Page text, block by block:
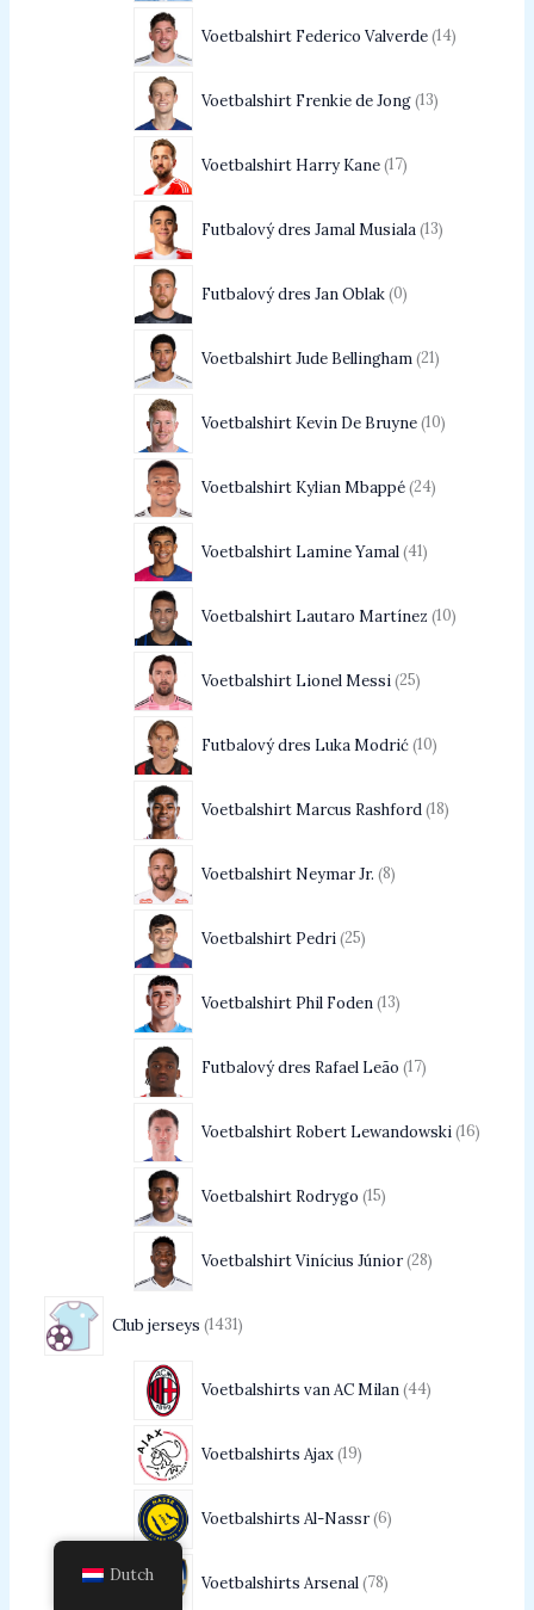
Voetbalshirt Federico Valverde 14
Voetbalshirt Frenkie de Jong 13
Voetbalshirt Harry Kane 17
Futbalový dres Jamal Musiala 13
Futbalový dres Jan Oblak 0
Voetbalshirt Jude Bellingham 21
Voetbalshirt Kevin De Bruyne 10
Voetbalshirt Kylian Mbappé 24
Voetbalshirt Lamine Yamal 41
Voetbalshirt Lautaro Martínez 10
Voetbalshirt Lionel Messi 25
Futbalový dres Luka Modrić 10
Voetbalshirt Marcus Rashford 18
Voetbalshirt Neymar Jr. 8
Voetbalshirt Pedri 25
Voetbalshirt Phil Foden 13
Futbalový dres Rafael Leão 17
Voetbalshirt Robert Lewandowski 16
Voetbalshirt Rodrygo 15
Voetbalshirt Vinícius Júnior 28
Club jerseys 1431
Voetbalshirts van AC Milan 44
Voetbalshirts Ajax 19
Voetbalshirts Al-Nassr 6
Voetbalshirts Arsenal 78
Dutch